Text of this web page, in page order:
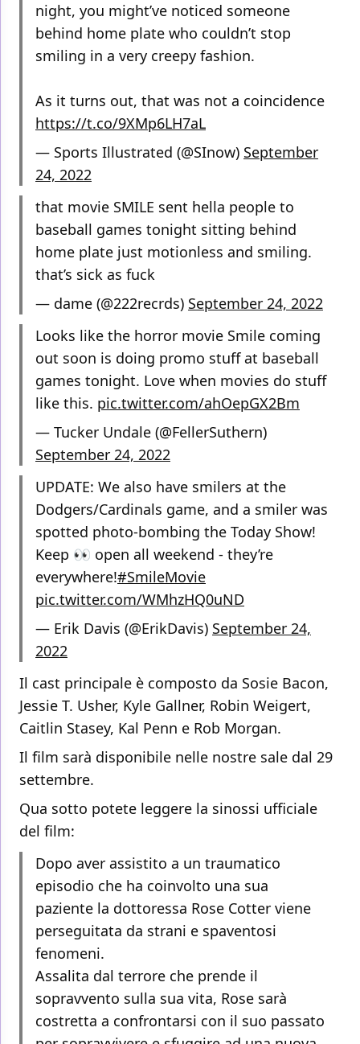
night, you might’ve noticed someone
behind home plate who couldn’t stop
smiling in a very creepy fashion.
As it turns out, that was not a coincidence
https://t.co/9XMp6LH7aL
— Sports Illustrated (@SInow) September
24, 2022
that movie SMILE sent hella people to
baseball games tonight sitting behind
home plate just motionless and smiling.
that’s sick as fuck
— dame (@222recrds) September 24, 2022
Looks like the horror movie Smile coming
out soon is doing promo stuff at baseball
games tonight. Love when movies do stuff
like this. pic.twitter.com/ahOepGX2Bm
— Tucker Undale (@FellerSuthern)
September 24, 2022
UPDATE: We also have smilers at the
Dodgers/Cardinals game, and a smiler was
spotted photo-bombing the Today Show!
Keep 👀 open all weekend - they’re
everywhere!#SmileMovie
pic.twitter.com/WMhzHQ0uND
— Erik Davis (@ErikDavis) September 24,
2022
Il cast principale è composto da Sosie Bacon,
Jessie T. Usher, Kyle Gallner, Robin Weigert,
Caitlin Stasey, Kal Penn e Rob Morgan.
Il film sarà disponibile nelle nostre sale dal 29
settembre.
Qua sotto potete leggere la sinossi ufficiale
del film:
Dopo aver assistito a un traumatico
episodio che ha coinvolto una sua
paziente la dottoressa Rose Cotter viene
perseguitata da strani e spaventosi
fenomeni.
Assalita dal terrore che prende il
sopravvento sulla sua vita, Rose sarà
costretta a confrontarsi con il suo passato